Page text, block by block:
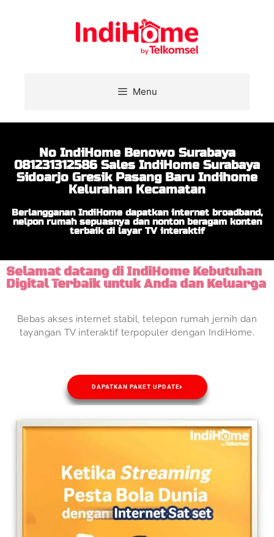
Menu
No IndiHome Benowo Surabaya
081231312586 Sales IndiHome Surabaya
Sidoarjo Gresik Pasang Baru Indihome
Kelurahan Kecamatan
Berlangganan IndiHome dapatkan internet broadband,
nelpon rumah sepuasnya dan nonton beragam konten
terbaik di layar TV interaktif
Selamat datang di IndiHome Kebutuhan
Digital Terbaik untuk Anda dan Keluarga
Bebas akses internet stabil, telepon rumah jernih dan
tayangan TV interaktif terpopuler dengan IndiHome.
DAPATKAN PAKET UPDATE